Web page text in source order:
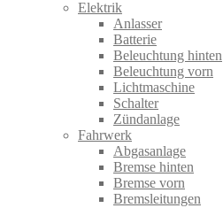
Elektrik
Anlasser
Batterie
Beleuchtung hinten
Beleuchtung vorn
Lichtmaschine
Schalter
Zündanlage
Fahrwerk
Abgasanlage
Bremse hinten
Bremse vorn
Bremsleitungen